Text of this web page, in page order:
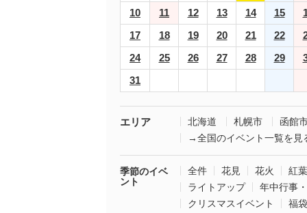
10
11 12 13 14 15
17
18 19 20 21 22
24
25 26 27 28 29
31
エリア 北海道 札幌市
函館
→全国のイベント一覧を見
季節のイベ
ント
全件 花見 花火
紅葉
ライトアップ
年中行事
クリスマスイベント
福